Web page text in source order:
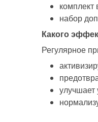
комплект
набор
Какого
Регулярное
улучшает